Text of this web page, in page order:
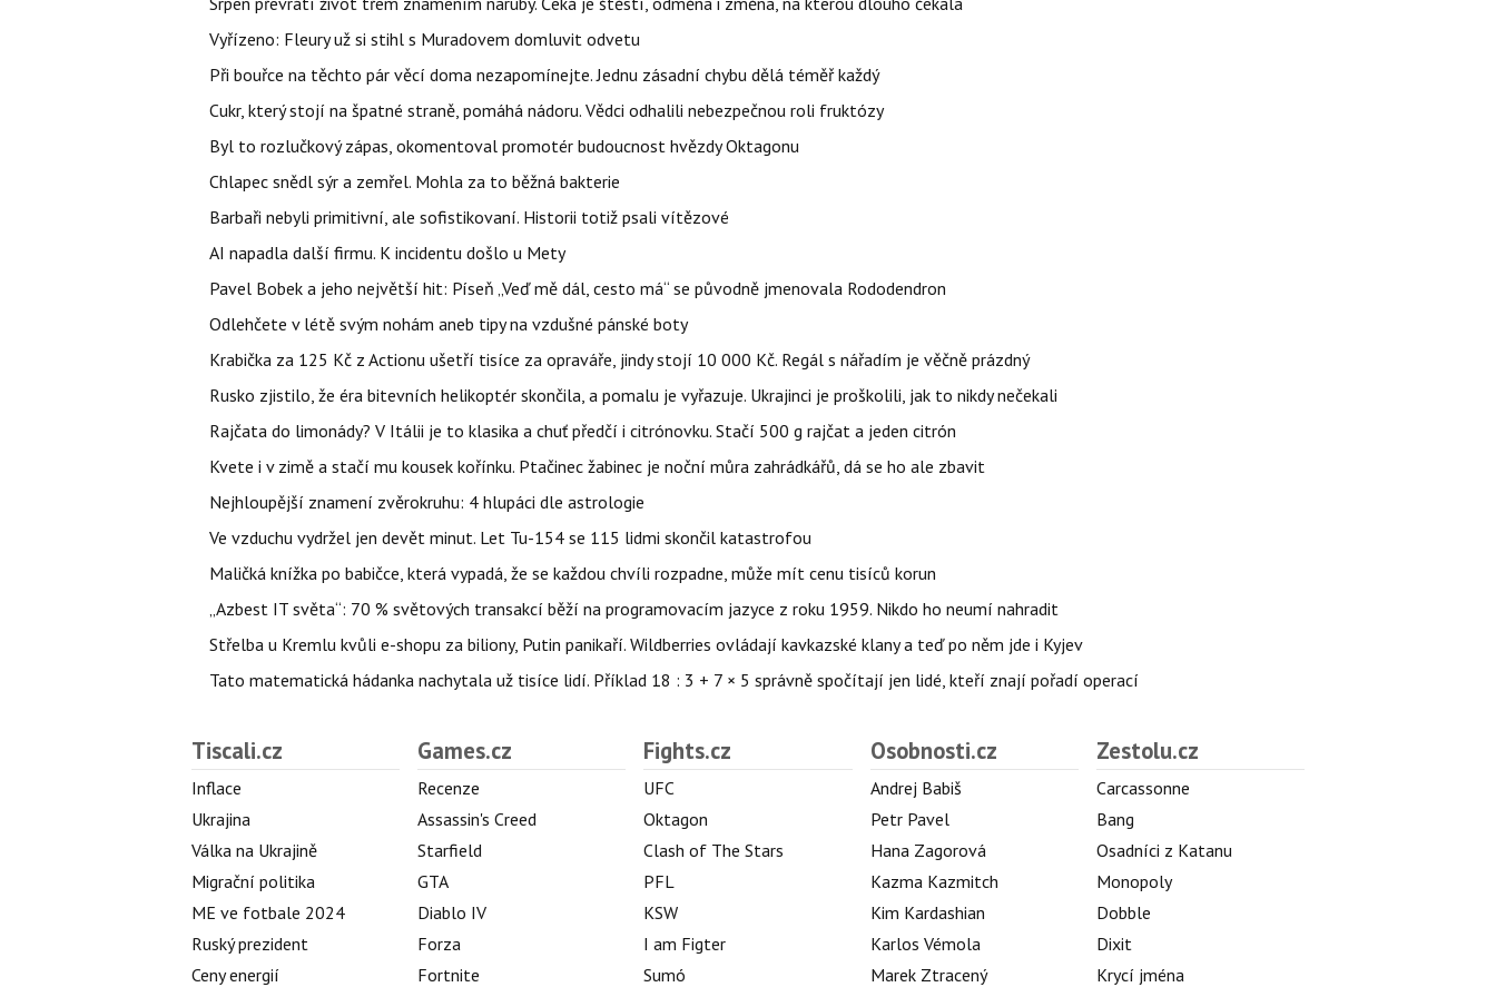
Vyřízeno: Fleury už si stihl s Muradovem domluvit odvetu
Při bouřce na těchto pár věcí doma nezapomínejte. Jednu zásadní chybu dělá téměř každý
Cukr, který stojí na špatné straně, pomáhá nádoru. Vědci odhalili nebezpečnou roli fruktózy
Byl to rozlučkový zápas, okomentoval promotér budoucnost hvězdy Oktagonu
Chlapec snědl sýr a zemřel. Mohla za to běžná bakterie
Barbaři nebyli primitivní, ale sofistikovaní. Historii totiž psali vítězové
AI napadla další firmu. K incidentu došlo u Mety
Pavel Bobek a jeho největší hit: Píseň „Veď mě dál, cesto má“ se původně jmenovala Rododendron
Odlehčete v létě svým nohám aneb tipy na vzdušné pánské boty
Krabička za 125 Kč z Actionu ušetří tisíce za opraváře, jindy stojí 10 000 Kč. Regál s nářadím je věčně prázdný
Rusko zjistilo, že éra bitevních helikoptér skončila, a pomalu je vyřazuje. Ukrajinci je proškolili, jak to nikdy nečekali
Rajčata do limonády? V Itálii je to klasika a chuť předčí i citrónovku. Stačí 500 g rajčat a jeden citrón
Kvete i v zimě a stačí mu kousek kořínku. Ptačinec žabinec je noční můra zahrádkářů, dá se ho ale zbavit
Nejhloupější znamení zvěrokruhu: 4 hlupáci dle astrologie
Ve vzduchu vydržel jen devět minut. Let Tu-154 se 115 lidmi skončil katastrofou
Maličká knížka po babičce, která vypadá, že se každou chvíli rozpadne, může mít cenu tisíců korun
„Azbest IT světa“: 70 % světových transakcí běží na programovacím jazyce z roku 1959. Nikdo ho neumí nahradit
Střelba u Kremlu kvůli e-shopu za biliony, Putin panikaří. Wildberries ovládají kavkazské klany a teď po něm jde i Kyjev
Tato matematická hádanka nachytala už tisíce lidí. Příklad 18 : 3 + 7 × 5 správně spočítají jen lidé, kteří znají pořadí operací
Tiscali.cz
Inflace
Ukrajina
Válka na Ukrajině
Migrační politika
ME ve fotbale 2024
Ruský prezident
Ceny energií
Games.cz
Recenze
Assassin's Creed
Starfield
GTA
Diablo IV
Forza
Fortnite
Fights.cz
UFC
Oktagon
Clash of The Stars
PFL
KSW
I am Figter
Sumó
Osobnosti.cz
Andrej Babiš
Petr Pavel
Hana Zagorová
Kazma Kazmitch
Kim Kardashian
Karlos Vémola
Marek Ztracený
Zestolu.cz
Carcassonne
Bang
Osadníci z Katanu
Monopoly
Dobble
Dixit
Krycí jména